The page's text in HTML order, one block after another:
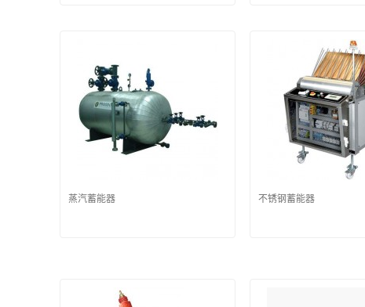
蒸汽蓄能器 不锈钢蓄能器